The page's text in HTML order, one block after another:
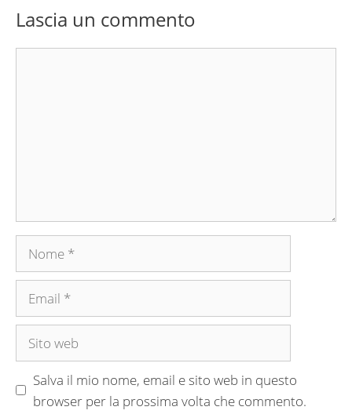
Lascia un commento
Nome
Email
Sito
Salva il mio nome, email e sito web in questo
browser per la prossima volta che commento.